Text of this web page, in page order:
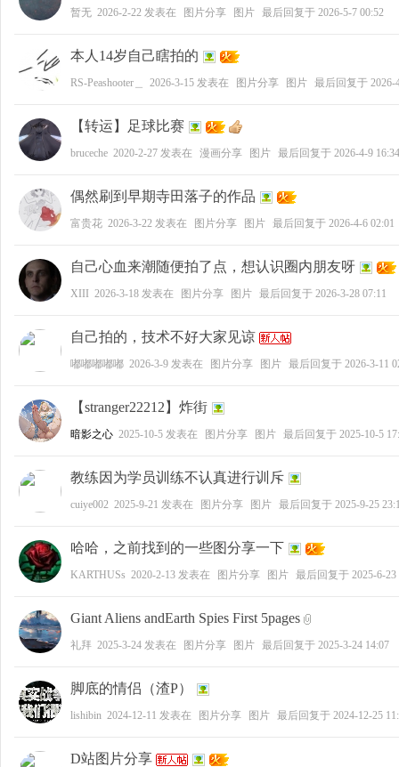
暂无 2026-2-22 发表在 图片分享 图片 最后回复于 2026-5-7 00:52
本人14岁自己瞎拍的
RS-Peashooter＿ 2026-3-15 发表在 图片分享 图片 最后回复于 2026-
【转运】足球比赛
bruceche 2020-2-27 发表在 漫画分享 图片 最后回复于 2026-4-9 16:34
偶然刷到早期寺田落子的作品
富贵花 2026-3-22 发表在 图片分享 图片 最后回复于 2026-4-6 02:01
自己心血来潮随便拍了点，想认识圈内朋友呀
XIII 2026-3-18 发表在 图片分享 图片 最后回复于 2026-3-28 07:11
自己拍的，技术不好大家见谅
嘟嘟嘟嘟嘟 2026-3-9 发表在 图片分享 图片 最后回复于 2026-3-11
【stranger22212】炸街
暗影之心 2025-10-5 发表在 图片分享 图片 最后回复于 2025-10-5
教练因为学员训练不认真进行训斥
cuiye002 2025-9-21 发表在 图片分享 图片 最后回复于 2025-9-25
哈哈，之前找到的一些图分享一下
KARTHUSs 2020-2-13 发表在 图片分享 图片 最后回复于 2025-6-23
Giant Aliens andEarth Spies First 5pages
礼拜 2025-3-24 发表在 图片分享 图片 最后回复于 2025-3-24 14:07
脚底的情侣（渣P）
lishibin 2024-12-11 发表在 图片分享 图片 最后回复于 2024-12-25
D站图片分享